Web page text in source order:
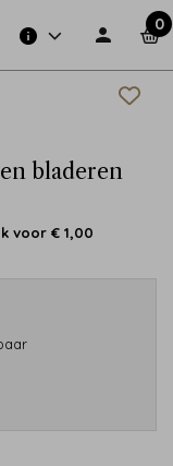
0
bladeren
voor € 1,00